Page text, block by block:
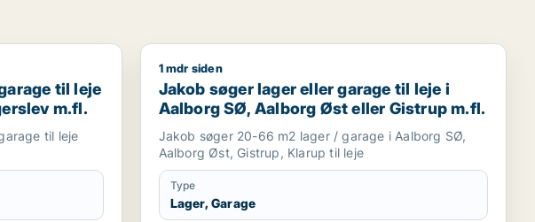
SØ m.fl.
til leje i Klarup, Storvorde eller Kongerslev m.fl.
til leje
m.fl.
til leje
Jakob søger lager eller garage til leje i Aalborg SØ,
1 mdr siden
Jakob søger lager eller garage til leje i
Aalborg SØ, Aalborg Øst eller Gistrup m.fl.
Jakob søger 20-66 m2 lager / garage i Aalborg SØ,
Aalborg Øst, Gistrup, Klarup til leje
Type
Lager, Garage